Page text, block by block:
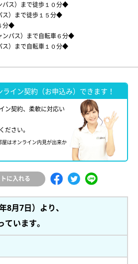
ス）まで徒歩１０分◆
ス）まで徒歩１５分◆
分◆
パス）まで自転車６分◆
）まで自転車１０分◆
イン契約（お申込み）できます！
ン契約、柔軟に対応い
ださい。
はオンライン内見が出来か
に入れる
8月7日）より、
います。